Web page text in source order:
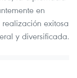
en
exitosa
y diversificada.